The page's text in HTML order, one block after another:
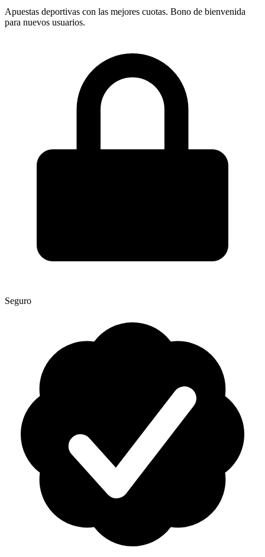
Apuestas deportivas con las mejores cuotas. Bono de bienvenida
para nuevos usuarios.
Seguro